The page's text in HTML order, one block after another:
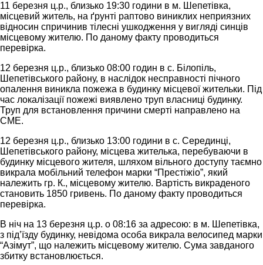
11 березня ц.р., близько 19:30 години в м. Шепетівка,
місцевий житель, на ґрунті раптово виниклих неприязних
відносин спричинив тілесні ушкодження у вигляді синців
місцевому жителю. По даному факту проводиться
перевірка.
12 березня ц.р., близько 08:00 годин в с. Білопіль,
Шепетівського району, в наслідок несправності пічного
опалення виникла пожежа в будинку місцевої жительки. Під
час локалізації пожежі виявлено труп власниці будинку.
Труп для встановлення причини смерті направлено на
СМЕ.
12 березня ц.р., близько 13:00 години в с. Серединці,
Шепетівського району, місцева жителька, перебуваючи в
будинку місцевого жителя, шляхом вільного доступу таємно
викрала мобільний телефон марки “Престіжіо”, який
належить гр. К., місцевому жителю. Вартість викраденого
становить 1850 гривень. По даному факту проводиться
перевірка.
В ніч на 13 березня ц.р. о 08:16 за адресою: в м. Шепетівка,
з під’їзду будинку, невідома особа викрала велосипед марки
“Азімут”, що належить місцевому жителю. Сума завданого
збитку встановлюється.